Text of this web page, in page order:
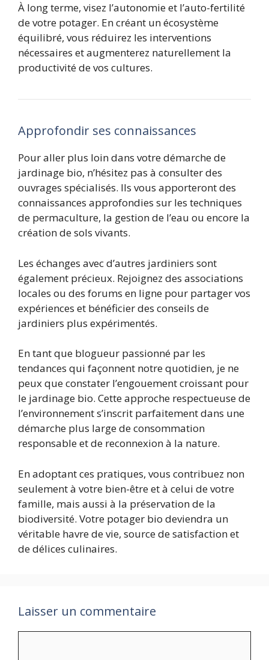
À long terme, visez l’autonomie et l’auto-fertilité
de votre potager. En créant un écosystème
équilibré, vous réduirez les interventions
nécessaires et augmenterez naturellement la
productivité de vos cultures.
Approfondir ses connaissances
Pour aller plus loin dans votre démarche de
jardinage bio, n’hésitez pas à consulter des
ouvrages spécialisés. Ils vous apporteront des
connaissances approfondies sur les techniques
de permaculture, la gestion de l’eau ou encore la
création de sols vivants.
Les échanges avec d’autres jardiniers sont
également précieux. Rejoignez des associations
locales ou des forums en ligne pour partager vos
expériences et bénéficier des conseils de
jardiniers plus expérimentés.
En tant que blogueur passionné par les
tendances qui façonnent notre quotidien, je ne
peux que constater l’engouement croissant pour
le jardinage bio. Cette approche respectueuse de
l’environnement s’inscrit parfaitement dans une
démarche plus large de consommation
responsable et de reconnexion à la nature.
En adoptant ces pratiques, vous contribuez non
seulement à votre bien-être et à celui de votre
famille, mais aussi à la préservation de la
biodiversité. Votre potager bio deviendra un
véritable havre de vie, source de satisfaction et
de délices culinaires.
Laisser un commentaire